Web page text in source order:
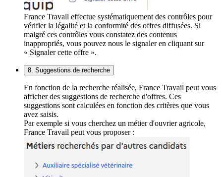
France Travail effectue systématiquement des contrôles pour
vérifier la légalité et la conformité des offres diffusées. Si
malgré ces contrôles vous constatez des contenus
inappropriés, vous pouvez nous le signaler en cliquant sur
« Signaler cette offre ».
8. Suggestions de recherche
En fonction de la recherche réalisée, France Travail peut vous
afficher des suggestions de recherche d'offres. Ces
suggestions sont calculées en fonction des critères que vous
avez saisis.
Par exemple si vous cherchez un métier d'ouvrier agricole,
France Travail peut vous proposer :